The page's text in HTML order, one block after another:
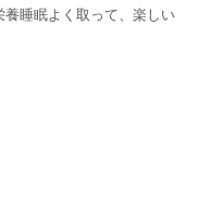
睡眠よく取って、楽しい